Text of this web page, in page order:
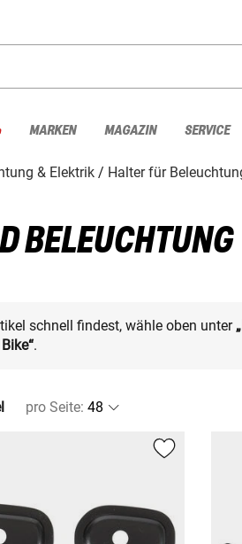
MARKEN MAGAZIN SERVICE
& Elektrik Halter für
BELEUCHTUNG
schnell findest, wähle oben unter
.
pro Seite: